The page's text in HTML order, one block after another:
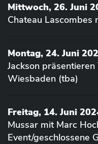
Mittwoch, 26. Juni
Chateau Lascombes
Montag, 24. Juni
Jackson
Wiesbaden (tba)
Freitag, 14. Juni
Mussar mit Marc
Event/geschlossene